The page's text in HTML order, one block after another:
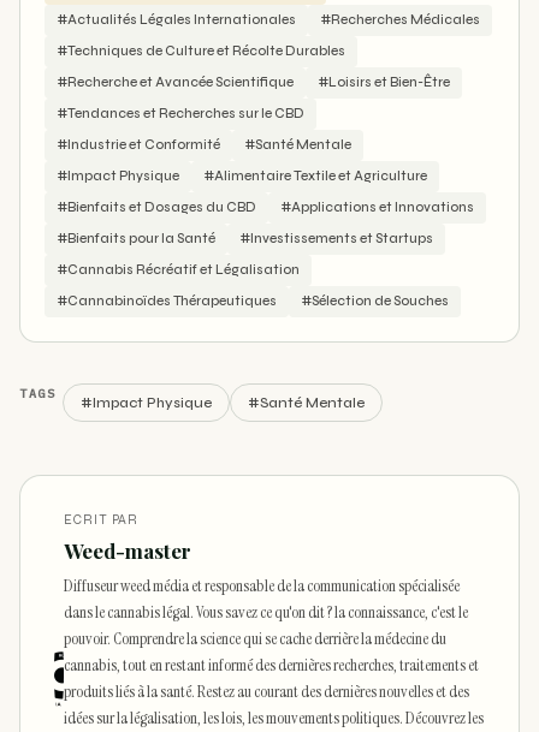
#Actualités Légales Internationales
#Recherches Médicales
#Techniques de Culture et Récolte Durables
#Recherche et Avancée Scientifique
#Loisirs et Bien-Être
#Tendances et Recherches sur le CBD
#Industrie et Conformité
#Santé Mentale
#Impact Physique
#Alimentaire Textile et Agriculture
#Bienfaits et Dosages du CBD
#Applications et Innovations
#Bienfaits pour la Santé
#Investissements et Startups
#Cannabis Récréatif et Légalisation
#Cannabinoïdes Thérapeutiques
#Sélection de Souches
TAGS
#Impact Physique #Santé Mentale
ECRIT PAR
Weed-master
Diffuseur weed média et responsable de la communication spécialisée
dans le cannabis légal. Vous savez ce qu'on dit ? la connaissance, c'est le
pouvoir. Comprendre la science qui se cache derrière la médecine du
cannabis, tout en restant informé des dernières recherches, traitements et
produits liés à la santé. Restez au courant des dernières nouvelles et des
idées sur la légalisation, les lois, les mouvements politiques. Découvrez les